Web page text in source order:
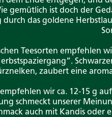
gemütlich ist doch der
durch das goldene
Teesorten empfehlen
zaubert eine
wir ca. 12-15 g
schmeckt unserer
auch mit Kandis oder